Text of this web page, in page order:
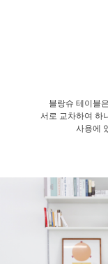
블랑슈 테이블
서로 교차하여 하
사용에